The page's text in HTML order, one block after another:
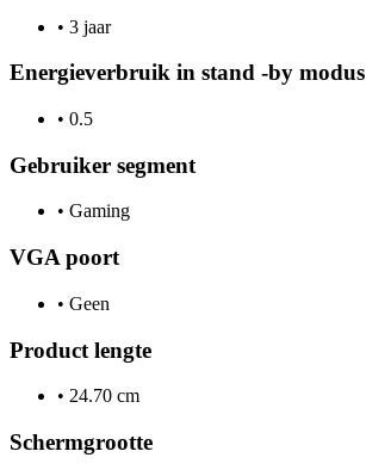
• 3 jaar
Energieverbruik in stand -by modus
• 0.5
Gebruiker segment
• Gaming
VGA poort
• Geen
Product lengte
• 24.70 cm
Schermgrootte